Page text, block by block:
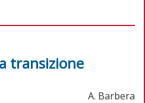
transizione
A. Barbera